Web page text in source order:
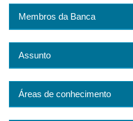
Membros da Banca
Assunto
Áreas de conhecimento